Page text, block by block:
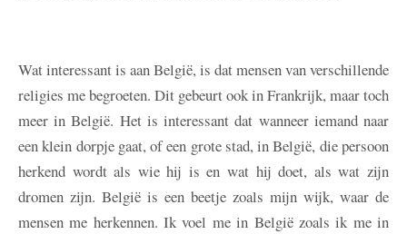
Wat interessant is aan België, is dat mensen van verschillende
religies me begroeten. Dit gebeurt ook in Frankrijk, maar toch
meer in België. Het is interessant dat wanneer iemand naar
een klein dorpje gaat, of een grote stad, in België, die persoon
herkend wordt als wie hij is en wat hij doet, als wat zijn
dromen zijn. België is een beetje zoals mijn wijk, waar de
mensen me herkennen. Ik voel me in België zoals ik me in